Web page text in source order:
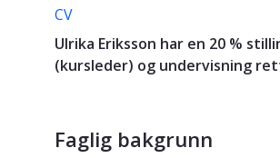
CV
Ulrika Eriksson har en 20 %
(kursleder) og undervisning
Faglig bakgrunn